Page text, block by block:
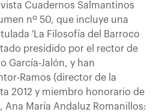
Cuadernos Salmantinos
nº 50, que incluye una
'La Filosofía del Barroco
presidido por el rector de
García-Jalón, y han
Ramos (director de la
2012 y miembro honorario de
Ana María Andaluz Romanillos: